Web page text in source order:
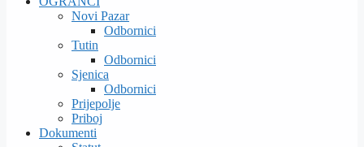
Novi Pazar
Odbornici
Tutin
Odbornici
Sjenica
Odbornici
Prijepolje
Priboj
Dokumenti